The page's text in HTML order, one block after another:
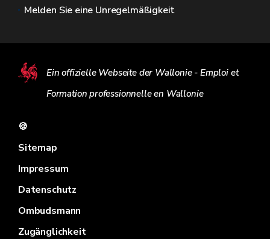
Melden Sie eine Unregelmäßigkeit
Ein offizielle Webseite der Wallonie - Emploi et
Formation professionnelle en Wallonie
🍪
Sitemap
Impressum
Datenschutz
Ombudsmann
Zugänglichkeit